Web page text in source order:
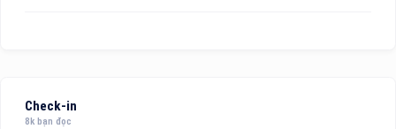
Check-in
8k bạn đọc